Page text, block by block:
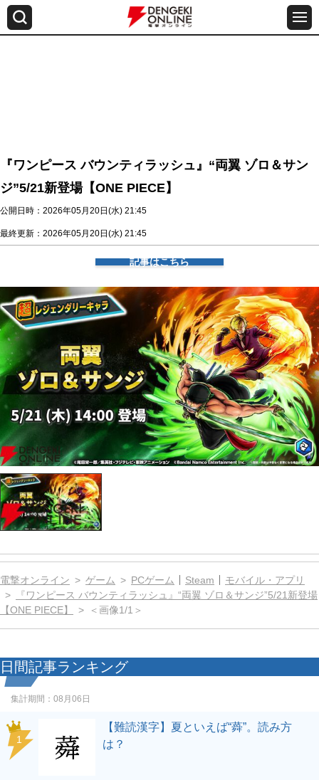
『ワンピース バウンティラッシュ』“両翼 ゾロ＆サン
ジ”5/21新登場【ONE PIECE】
公開日時：2026年05月20日(水) 21:45
最終更新：2026年05月20日(水) 21:45
記事はこちら
電撃オンライン ゲーム PCゲーム Steam
モバイル・アプリ
『ワンピース バウンティラッシュ』“両翼 ゾロ＆サンジ”5/21新登場
【ONE PIECE】
＜画像1/1＞
日間記事ランキング
集計期間： 08月06日
1
【難読漢字】夏といえば“蕣”。読み方
は？